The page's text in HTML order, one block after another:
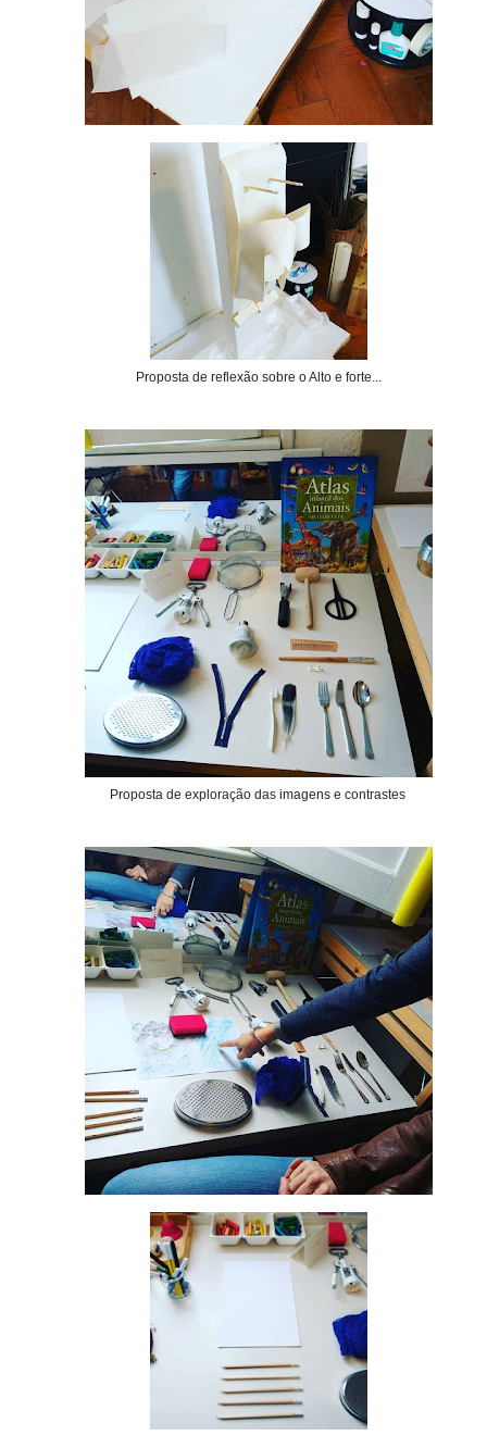
Proposta de reflexão sobre o Alto e forte...
Proposta de exploração das imagens e contrastes